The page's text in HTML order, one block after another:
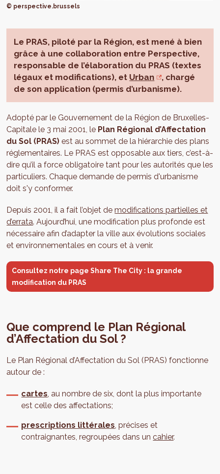
© perspective.brussels
Le PRAS, piloté par la Région, est mené à bien
grâce à une collaboration entre Perspective,
responsable de l’élaboration du PRAS (textes
légaux et modifications), et Urban
, chargé
de son application (permis d’urbanisme).
Adopté par le Gouvernement de la Région de Bruxelles-
Capitale le 3 mai 2001, le Plan Régional d’Affectation
du Sol (PRAS) est au sommet de la hiérarchie des plans
réglementaires. Le PRAS est opposable aux tiers, c’est-à-
dire qu’il a force obligatoire tant pour les autorités que les
particuliers. Chaque demande de permis d'urbanisme
doit s'y conformer.
Depuis 2001, il a fait l’objet demodifications partielles et
d’errata. Aujourd’hui, une modification plus profonde est
nécessaire afin d’adapter la ville aux évolutions sociales
et environnementales en cours et à venir.
Consultez notre page Share The City : la grande
modification du PRAS
Que comprend le Plan Régional
d’Affectation du Sol ?
Le Plan Régional d’Affectation du Sol (PRAS) fonctionne
autour de :
cartes, au nombre de six, dont la plus importante
est celle des affectations;
prescriptions littérales, précises et
contraignantes, regroupées dans uncahier.